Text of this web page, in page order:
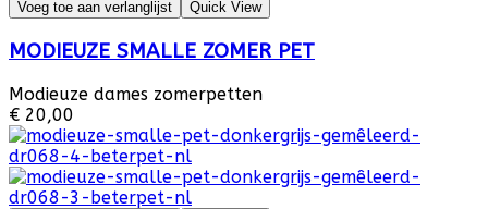
Voeg toe aan verlanglijst Quick View
MODIEUZE SMALLE ZOMER PET
Modieuze dames zomerpetten
€ 20,00